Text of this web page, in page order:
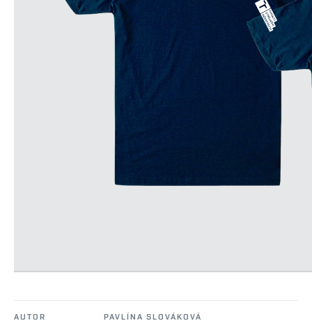
AUTOR
PAVLÍNA SLOVÁKOVÁ